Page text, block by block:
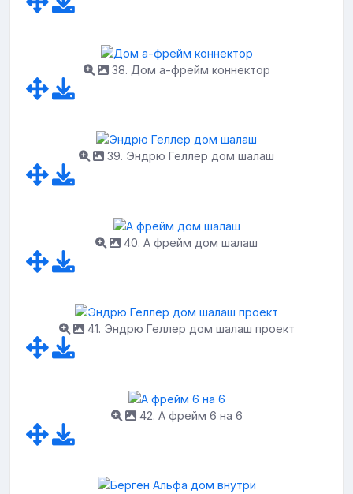
38. Дом а-фрейм коннектор
39. Эндрю Геллер дом шалаш
40. А фрейм дом шалаш
41. Эндрю Геллер дом шалаш проект
42. А фрейм 6 на 6